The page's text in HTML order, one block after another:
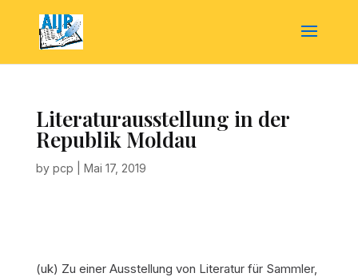
Literaturausstellung in der
Republik Moldau
by pcp Mai 17, 2019
(uk) Zu einer Ausstellung von Literatur für Sammler,